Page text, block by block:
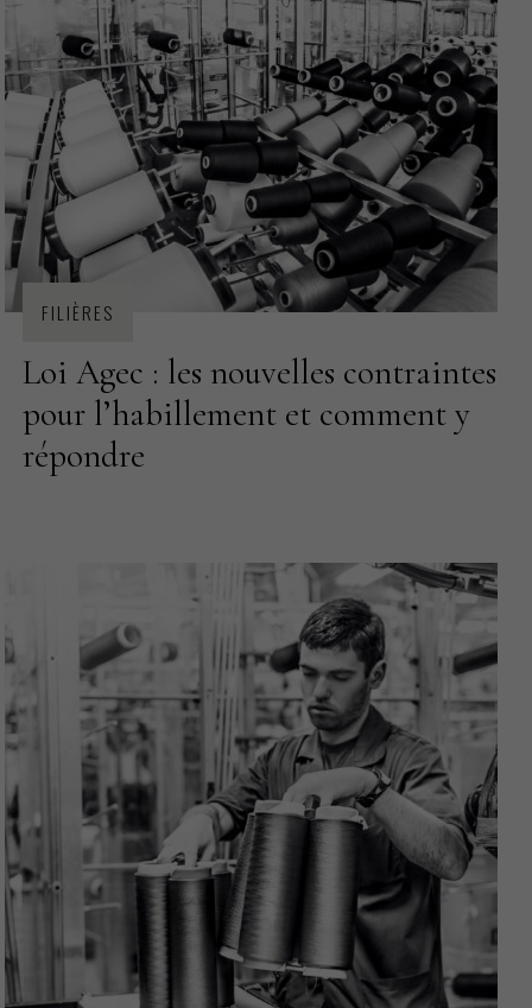
FILIÈRES
Loi Agec : les nouvelles contraintes
pour l’habillement et comment y
répondre